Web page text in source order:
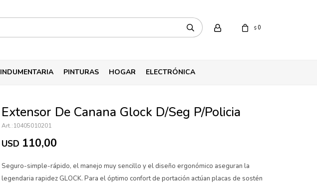
INDUMENTARIA PINTURAS HOGAR ELECTRÓNICA
$ 0
Extensor De Canana Glock D/Seg P/Policia
10405010201
USD 110,00
Seguro-simple-rápido, el manejo muy sencillo y el diseño ergonómico aseguran la
legendaria rapidez GLOCK. Para el óptimo confort de portación actúan placas de sostén